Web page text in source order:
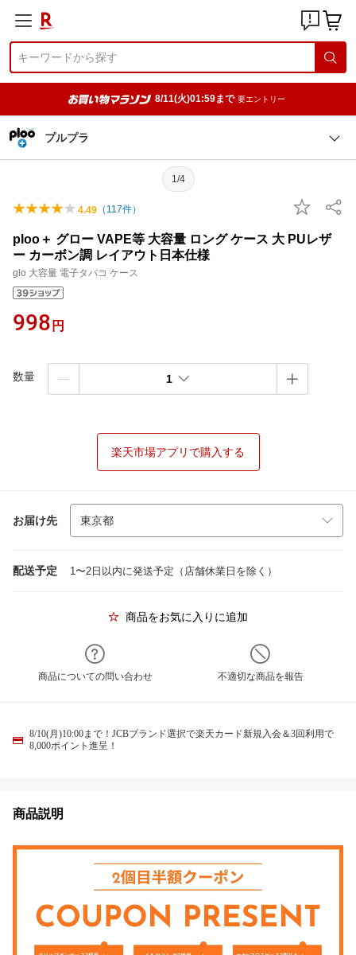
8/11(火)01:59まで 要エントリー
プルプラ
1/4
4.49 （ 117件）
ploo＋ グロー VAPE等 大容量 ロング ケース 大 PUレザ
ー カーボン調 レイアウト日本仕様
glo 大容量 電子タバコ ケース
998 円
数量 1
楽天市場アプリで購入する
お届け先
配送予定 1〜2日以内に発送予定（店舗休業日を除く）
商品をお気に入りに追加
商品についての問い合わせ 不適切な商品を報告
8/10(月)10:00まで！JCBブランド選択で楽天カード新規入会＆3回利用で
8,000ポイント進呈！
商品説明